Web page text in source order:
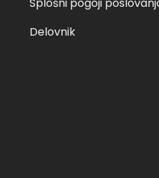
Splošni pogoji
Delovnik